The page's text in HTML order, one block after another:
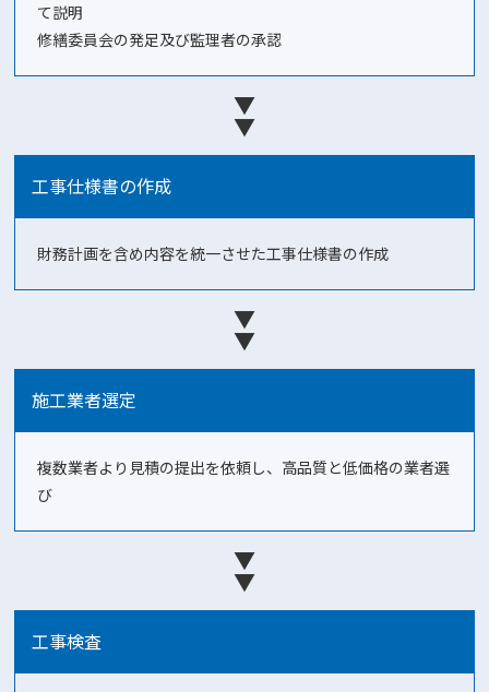
て説明
修繕委員会の発足及び監理者の承認
▼
▼
工事仕様書の作成
財務計画を含め内容を統一させた工事仕様書の作成
▼
▼
施工業者選定
複数業者より見積の提出を依頼し、高品質と低価格の業者選
び
▼
▼
工事検査